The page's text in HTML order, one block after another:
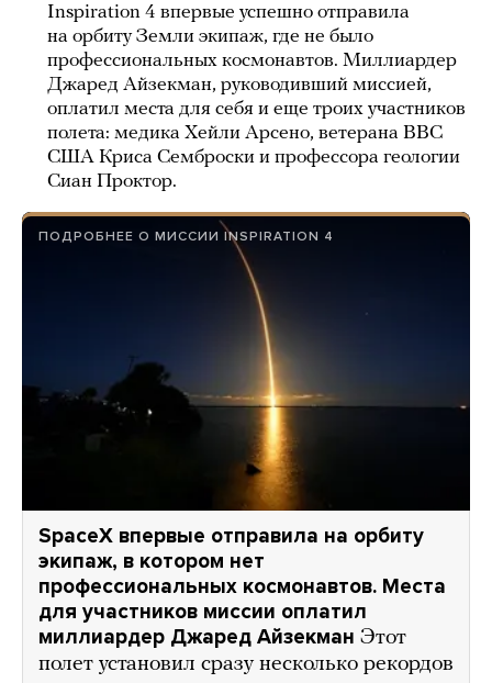
Inspiration 4 впервые успешно отправила
на орбиту Земли экипаж, где не было
профессиональных космонавтов. Миллиардер
Джаред Айзекман, руководивший миссией,
оплатил места для себя и еще троих участников
полета: медика Хейли Арсено, ветерана ВВС
США Криса Семброски и профессора геологии
Сиан Проктор.
ПОДРОБНЕЕ О МИССИИ INSPIRATION 4
SpaceX впервые отправила на орбиту
экипаж, в котором нет
профессиональных космонавтов. Места
для участников миссии оплатил
миллиардер Джаред Айзекман Этот
полет установил сразу несколько рекордов